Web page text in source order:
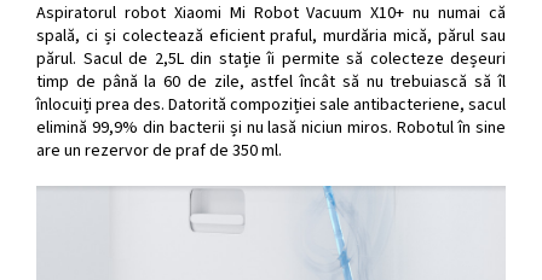
Aspiratorul robot Xiaomi Mi Robot Vacuum X10+ nu numai că
spală, ci și colectează eficient praful, murdăria mică, părul sau
părul. Sacul de 2,5L din stație îi permite să colecteze deșeuri
timp de până la 60 de zile, astfel încât să nu trebuiască să îl
înlocuiți prea des. Datorită compoziției sale antibacteriene, sacul
elimină 99,9% din bacterii și nu lasă niciun miros. Robotul în sine
are un rezervor de praf de 350 ml.